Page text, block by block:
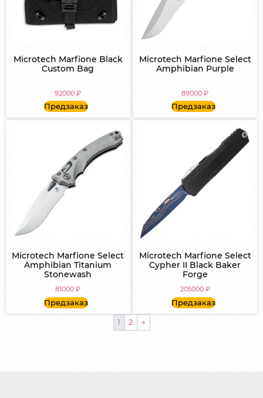
Microtech Marfione Black
Custom Bag
92000₽
Предзаказ
Microtech Marfione Select
Amphibian Purple
89000₽
Предзаказ
Microtech Marfione Select
Amphibian Titanium
Stonewash
81000₽
Предзаказ
Microtech Marfione Select
Cypher II Black Baker
Forge
205000 ₽
Предзаказ
1 2 →